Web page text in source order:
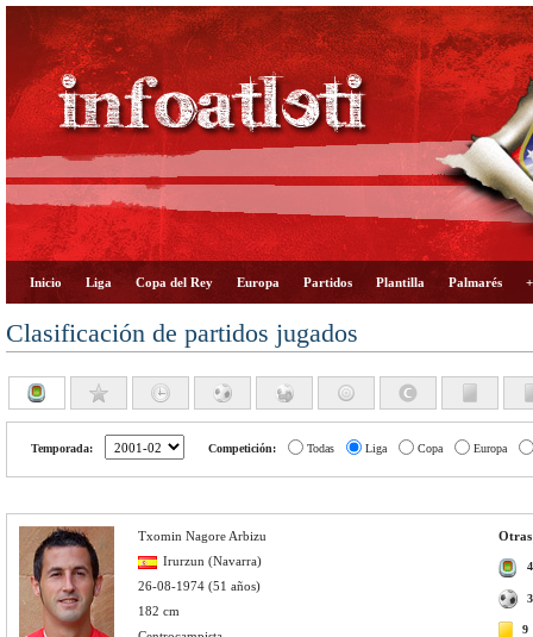
Inicio Liga Copa del Rey Europa Partidos Plantilla Palmarés
Clasificación de partidos jugados
Temporada: Competición: Todas Liga Copa Europa
Otras
3
9
Txomin Nagore Arbizu
Irurzun (Navarra)
26-08-1974 (51 años)
182 cm